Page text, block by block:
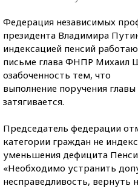
Федерация независимых
президента Владимира
индексацией пенсий
письме глава ФНПР Михаил
озабоченность тем, что
выполнение поручения главы
затягивается.
Председатель федерации
категории граждан не
уменьшения дефицита
«Необходимо устранить
несправедливость, вернуть